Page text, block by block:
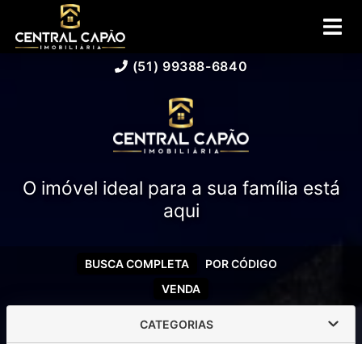
(51) 99388-6840
O imóvel ideal para a sua família está
aqui
VENDA
BUSCA COMPLETA POR CÓDIGO
CATEGORIAS